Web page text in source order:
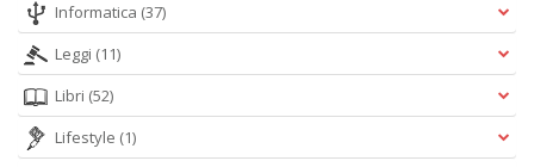
Informatica (37)
Leggi (11)
Libri (52)
Lifestyle (1)